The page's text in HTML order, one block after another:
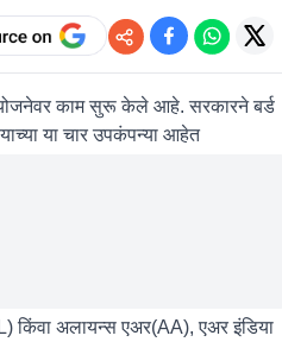
योजनेवर काम सुरू केले आहे. सरकारने बर्ड
या चार उपकंपन्या आहेत
किंवा अलायन्स एअर(AA), एअर इंडिया